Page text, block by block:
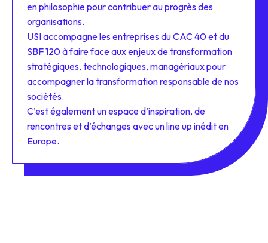
en philosophie pour contribuer au progrès des
organisations.
USI accompagne les entreprises du CAC 40 et du
SBF 120 à faire face aux enjeux de transformation
stratégiques, technologiques, managériaux pour
accompagner la transformation responsable de nos
sociétés.
C’est également un espace d’inspiration, de
rencontres et d’échanges avec un line up inédit en
Europe.